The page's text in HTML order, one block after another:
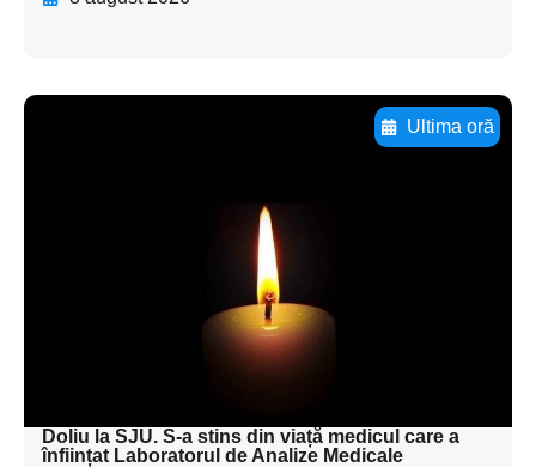
Ultima oră
subtitluAdaugă aici
textul pentru
subtitluAdaugă aici
textul pentru
subtitluAdaugă aici
Doliu la SJU. S-a stins din viață medicul care a
înființat Laboratorul de Analize Medicale